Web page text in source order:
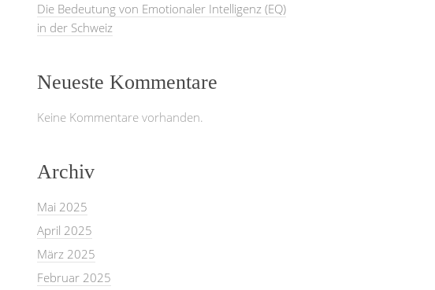
Die Bedeutung von Emotionaler Intelligenz (EQ)
in der Schweiz
Neueste Kommentare
Keine Kommentare vorhanden.
Archiv
Mai 2025
April 2025
März 2025
Februar 2025